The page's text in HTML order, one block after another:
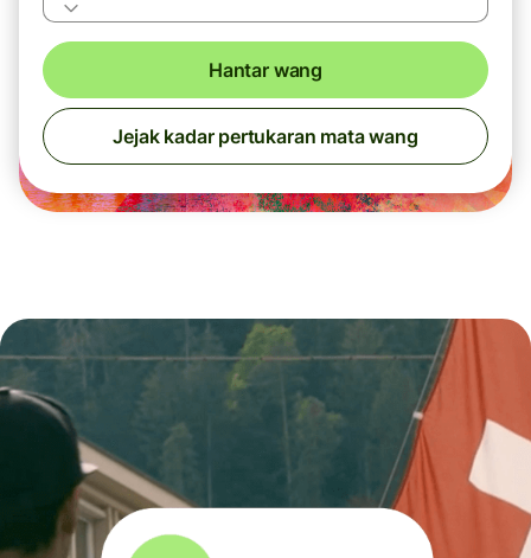
Hantar wang
Jejak kadar pertukaran mata wang